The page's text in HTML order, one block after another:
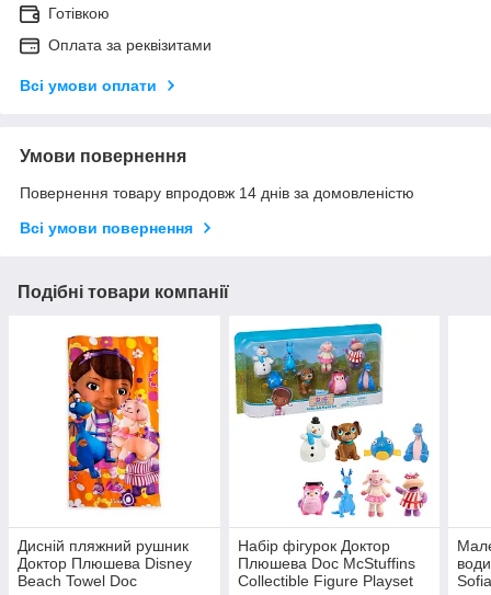
Готівкою
Оплата за реквізитами
Всі умови оплати
Умови повернення
Повернення товару впродовж 14 днів за домовленістю
Всі умови повернення
Подібні товари компанії
Дисній пляжний рушник
Доктор Плюшева Disney
Beach Towel Doc
Набір фігурок Доктор
Плюшева Doc McStuffins
Collectible Figure Playset